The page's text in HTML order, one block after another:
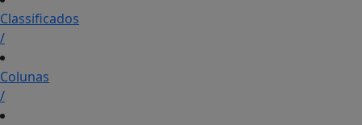
Classificados
/
Colunas
/